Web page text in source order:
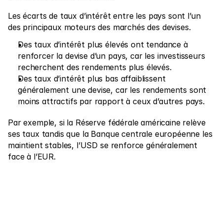
Les écarts de taux d’intérêt entre les pays sont l’un
des principaux moteurs des marchés des devises.
Des taux d’intérêt plus élevés ont tendance à
renforcer la devise d’un pays, car les investisseurs
recherchent des rendements plus élevés.
Des taux d’intérêt plus bas affaiblissent
généralement une devise, car les rendements sont
moins attractifs par rapport à ceux d’autres pays.
Par exemple, si la Réserve fédérale américaine relève
ses taux tandis que la Banque centrale européenne les
maintient stables, l’USD se renforce généralement
face à l’EUR.